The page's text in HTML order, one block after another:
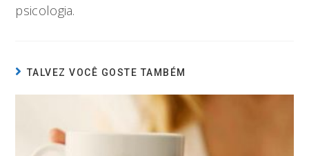
psicologia.
TALVEZ VOCÊ GOSTE TAMBÉM